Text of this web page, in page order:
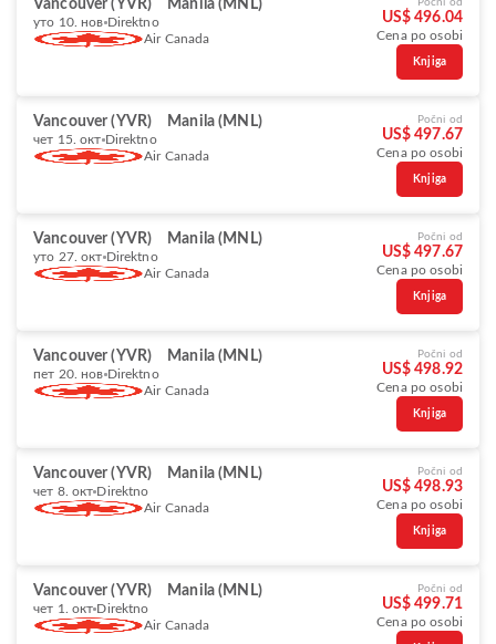
Vancouver (YVR) Manila (MNL)
уто 10. нов Direktno
Air Canada
Počni od
US$ 496.04
Cena po osobi
Knjiga
Vancouver (YVR) Manila (MNL)
чет 15. окт Direktno
Air Canada
Počni od
US$ 497.67
Cena po osobi
Knjiga
Vancouver (YVR) Manila (MNL)
уто 27. окт Direktno
Air Canada
Počni od
US$ 497.67
Cena po osobi
Knjiga
Vancouver (YVR) Manila (MNL)
пет 20. нов Direktno
Air Canada
Počni od
US$ 498.92
Cena po osobi
Knjiga
Vancouver (YVR) Manila (MNL)
чет 8. окт Direktno
Air Canada
Počni od
US$ 498.93
Cena po osobi
Knjiga
Vancouver (YVR) Manila (MNL)
чет 1. окт Direktno
Air Canada
Počni od
US$ 499.71
Cena po osobi